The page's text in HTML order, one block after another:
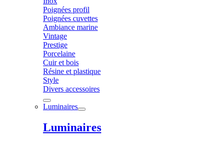
Poignées profil
Poignées cuvettes
Ambiance marine
Vintage
Prestige
Porcelaine
Cuir et bois
Résine et plastique
Style
Divers accessoires
Luminaires
Luminaires